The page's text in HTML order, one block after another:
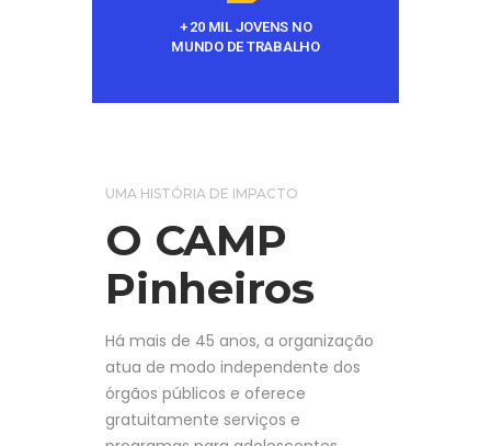
+ 20 MIL JOVENS NO
MUNDO DE TRABALHO
UMA HISTÓRIA DE IMPACTO
O CAMP
Pinheiros
Há mais de 45 anos, a organização
atua de modo independente dos
órgãos públicos e oferece
gratuitamente serviços e